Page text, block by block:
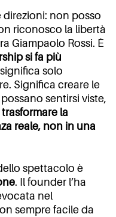
non posso
riconosco la libertà
Giampaolo Rossi. È
si fa più
solo
Significa creare le
sentirsi viste,
trasformare la
reale, non in una
spettacolo è
. Il founder l’ha
nel
sempre facile da